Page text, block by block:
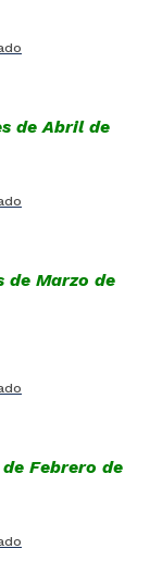
de Abril de
de Marzo de
Febrero de